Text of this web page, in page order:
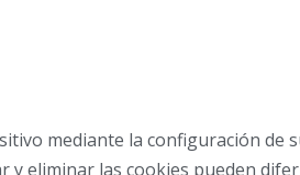
mediante la configuración de
eliminar las cookies pueden